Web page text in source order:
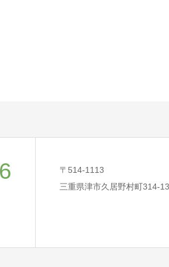
〒514-1113
三重県津市久居野村町314-13